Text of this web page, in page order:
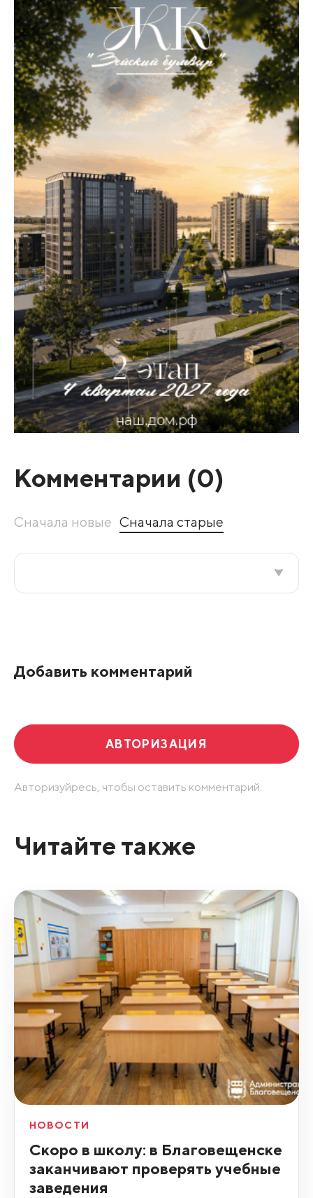
Комментарии (0)
Сначала новые Сначала старые
Добавить комментарий
АВТОРИЗАЦИЯ
Авторизуйресь, чтобы оставить комментарий.
Читайте также
НОВОСТИ
Скоро в школу: в Благовещенске
заканчивают проверять учебные
заведения